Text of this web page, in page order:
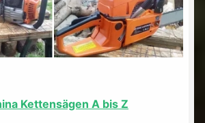
Kettensägen A bis Z